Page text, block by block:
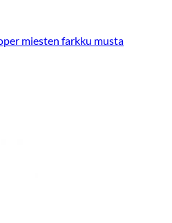
miesten farkku musta